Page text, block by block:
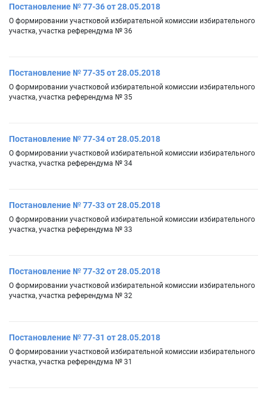
Постановление № 77-36 от 28.05.2018
О формировании участковой избирательной комиссии избирательного
участка, участка референдума № 36
Постановление № 77-35 от 28.05.2018
О формировании участковой избирательной комиссии избирательного
участка, участка референдума № 35
Постановление № 77-34 от 28.05.2018
О формировании участковой избирательной комиссии избирательного
участка, участка референдума № 34
Постановление № 77-33 от 28.05.2018
О формировании участковой избирательной комиссии избирательного
участка, участка референдума № 33
Постановление № 77-32 от 28.05.2018
О формировании участковой избирательной комиссии избирательного
участка, участка референдума № 32
Постановление № 77-31 от 28.05.2018
О формировании участковой избирательной комиссии избирательного
участка, участка референдума № 31